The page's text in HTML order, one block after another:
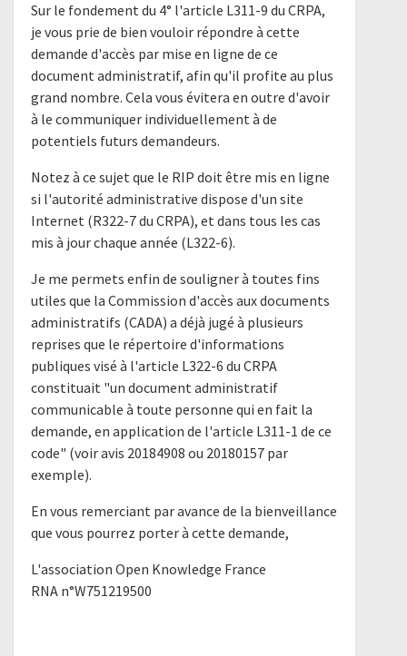
Sur le fondement du 4° l'article L311-9 du CRPA,
je vous prie de bien vouloir répondre à cette
demande d'accès par mise en ligne de ce
document administratif, afin qu'il profite au plus
grand nombre. Cela vous évitera en outre d'avoir
à le communiquer individuellement à de
potentiels futurs demandeurs.
Notez à ce sujet que le RIP doit être mis en ligne
si l'autorité administrative dispose d'un site
Internet (R322-7 du CRPA), et dans tous les cas
mis à jour chaque année (L322-6).
Je me permets enfin de souligner à toutes fins
utiles que la Commission d'accès aux documents
administratifs (CADA) a déjà jugé à plusieurs
reprises que le répertoire d'informations
publiques visé à l'article L322-6 du CRPA
constituait "un document administratif
communicable à toute personne qui en fait la
demande, en application de l'article L311-1 de ce
code" (voir avis 20184908 ou 20180157 par
exemple).
En vous remerciant par avance de la bienveillance
que vous pourrez porter à cette demande,
L'association Open Knowledge France
RNA n°W751219500